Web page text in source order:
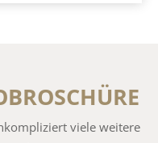
viele weitere